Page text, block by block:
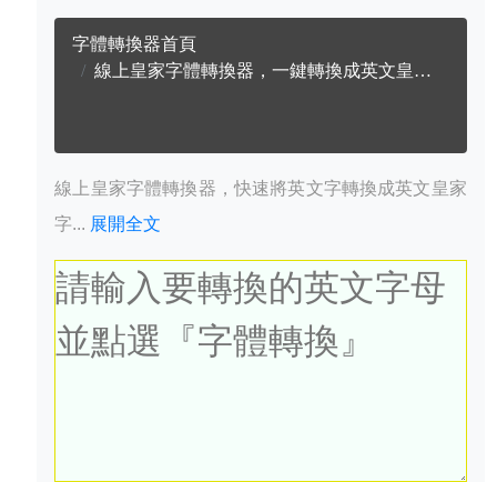
字體轉換器首頁
線上皇家字體轉換器，一鍵轉換成英文皇家字體
線上皇家字體轉換器，快速將英文字轉換成英文皇家
字... 展開全文